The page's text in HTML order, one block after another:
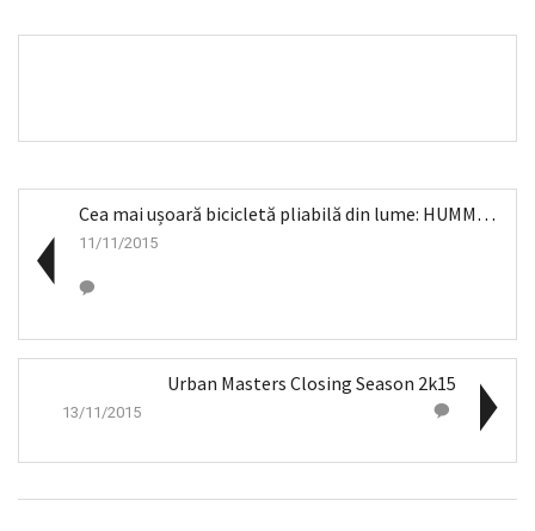
Cea mai ușoară bicicletă pliabilă din lume: HUMMIN...
11/11/2015
Urban Masters Closing Season 2k15
13/11/2015